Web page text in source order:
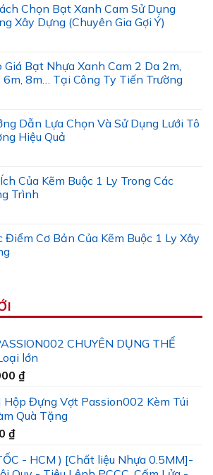
Chọn Bạt Xanh Cam Sử Dụng
Xây Dựng (Chuyên Gia Gợi Ý)
Giá Bạt Nhựa Xanh Cam 2 Da 2m,
6m, 8m… Tại Công Ty Tiến Trường
Dẫn Lựa Chọn Và Sử Dụng Lưới Tô
Hiệu Quả
Của Kẽm Buộc 1 Ly Trong Các
Trình
Điểm Cơ Bản Của Kẽm Buộc 1 Ly Xây
CHUYÊN DỤNG THỂ
lớn
₫
Hộp Đựng Vợt Passion002 Kèm Túi
Quà Tặng
₫
- HCM ) [Chất liệu Nhựa 0.5MM]-